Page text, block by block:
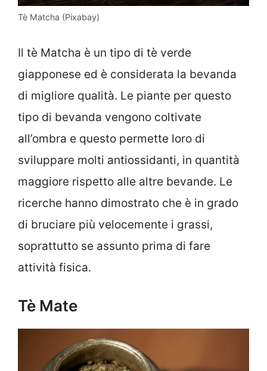
Tè Matcha (Pixabay)
Il tè Matcha è un tipo di tè verde
giapponese ed è considerata la bevanda
di migliore qualità. Le piante per questo
tipo di bevanda vengono coltivate
all’ombra e questo permette loro di
sviluppare molti antiossidanti, in quantità
maggiore rispetto alle altre bevande. Le
ricerche hanno dimostrato che è in grado
di bruciare più velocemente i grassi,
soprattutto se assunto prima di fare
attività fisica.
Tè Mate